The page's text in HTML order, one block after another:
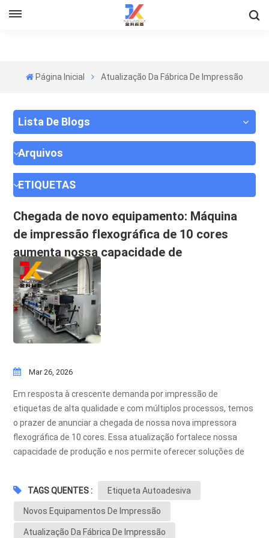
Página Inicial Atualização Da Fábrica De Impressão
Lista De Blogs
Arquivos
ETIQUETAS
Chegada de novo equipamento: Máquina
de impressão flexográfica de 10 cores
aumenta nossa capacidade de
produção.
Mar 26, 2026
Em resposta à crescente demanda por impressão de
etiquetas de alta qualidade e com múltiplos processos, temos
o prazer de anunciar a chegada de nossa nova impressora
flexográfica de 10 cores. Essa atualização fortalece nossa
capacidade de produção e nos permite oferecer soluções de
eficiência.Nosso Equipamentos de impressão atuais Visão
geralCom esta mais recente aquisição, nossa fábrica agora
opera uma gama completa de equipamentos avançados.
equipamentos de impressão, incluindo:Máquinas de
TAGS QUENTES : Etiqueta Autoadesiva
Novos Equipamentos De Impressão
Atualização Da Fábrica De Impressão